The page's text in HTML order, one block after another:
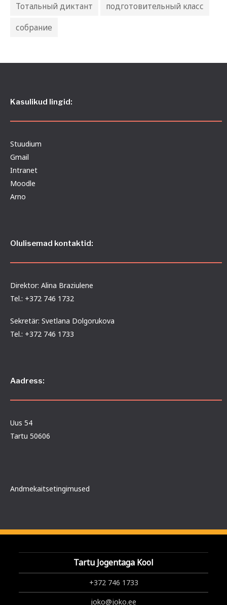
Тотальный диктант
подготовительный класс
собрание
Kasulikud lingid:
Stuudium
Gmail
Intranet
Moodle
Arno
Olulisemad kontaktid:
Direktor: Alina Braziulene
Tel.: +372 746 1732
Sekretär: Svetlana Dolgorukova
Tel.: +372 746 1733
Aadress:
Uus 54
Tartu 50606
Andmekaitsetingimused
Tartu Jogentaga Kool
+372 746 1733
joko@joko.ee